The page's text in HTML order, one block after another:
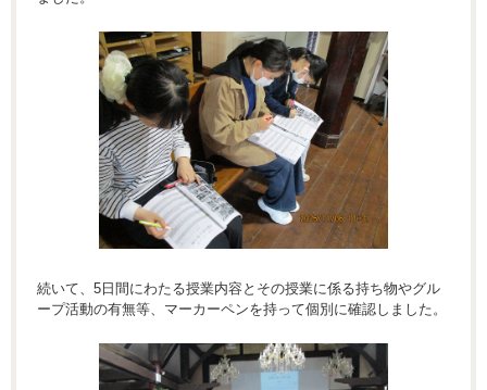
続いて、5日間にわたる授業内容とその授業に係る持ち物やグル
ープ活動の有無等、マーカーペンを持って個別に確認しました。